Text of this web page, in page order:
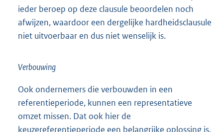
ieder beroep op deze clausule beoordelen noch
afwijzen, waardoor een dergelijke hardheidsclausule
niet uitvoerbaar en dus niet wenselijk is.
Verbouwing
Ook ondernemers die verbouwden in een
referentieperiode, kunnen een representatieve
omzet missen. Dat ook hier de
keuzereferentieperiode een belangrijke oplossing is,